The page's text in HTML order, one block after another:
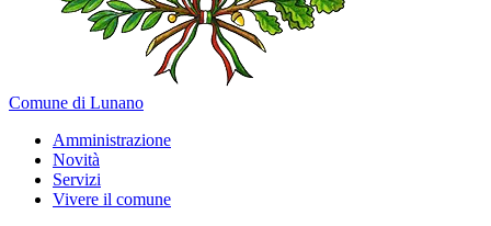
Comune di Lunano
Amministrazione
Novità
Servizi
Vivere il comune